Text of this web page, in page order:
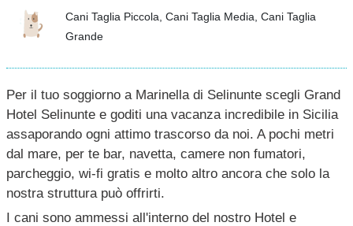
Cani Taglia Piccola, Cani Taglia Media, Cani Taglia
Grande
Per il tuo soggiorno a Marinella di Selinunte scegli Grand
Hotel Selinunte e goditi una vacanza incredibile in Sicilia
assaporando ogni attimo trascorso da noi. A pochi metri
dal mare, per te bar, navetta, camere non fumatori,
parcheggio, wi-fi gratis e molto altro ancora che solo la
nostra struttura può offrirti.
I cani sono ammessi all'interno del nostro Hotel e